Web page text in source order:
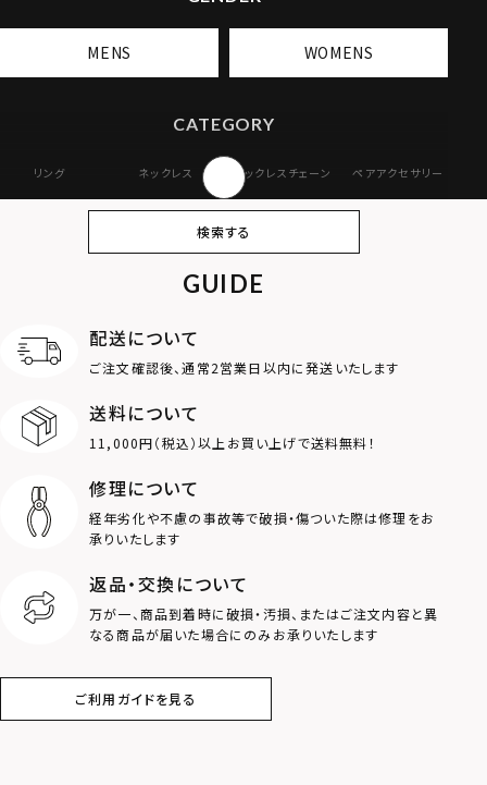
MENS WOMENS
CATEGORY
リング ネックレス ネックレスチェーン ペアアクセサリー
オンラインストア
ギフトボックス
ダブルリング
ロゴ
クラウン
検索する
GUIDE
配送について
ご注文確認後、通常2営業日以内に発送いたします
送料について
11,000円（税込）以上お買い上げで送料無料！
修理について
経年劣化や不慮の事故等で破損・傷ついた際は修理をお
承りいたします
返品・交換について
万が一、商品到着時に破損・汚損、またはご注文内容と異
なる商品が届いた場合にのみお承りいたします
ご利用ガイドを見る